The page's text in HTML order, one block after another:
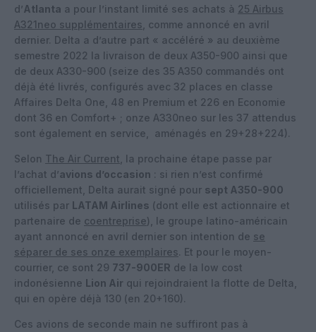
d’Atlanta a pour l’instant limité ses achats à 25 Airbus
A321neo supplémentaires , comme annoncé en avril
dernier. Delta a d’autre part « accéléré » au deuxième
semestre 2022 la livraison de deux A350-900 ainsi que
de deux A330-900 (seize des 35 A350 commandés ont
déjà été livrés, configurés avec 32 places en classe
Affaires Delta One, 48 en Premium et 226 en Economie
dont 36 en Comfort+ ; onze A330neo sur les 37 attendus
sont également en service, aménagés en 29+28+224).
Selon The Air Current , la prochaine étape passe par
l’achat d’avions d’occasion : si rien n’est confirmé
officiellement, Delta aurait signé pour sept A350-900
utilisés par LATAM Airlines (dont elle est actionnaire et
partenaire de coentreprise), le groupe latino-américain
ayant annoncé en avril dernier son intention de se
séparer de ses onze exemplaires. Et pour le moyen-
courrier, ce sont 29 737-900ER de la low cost
indonésienne Lion Air qui rejoindraient la flotte de Delta,
qui en opère déjà 130 (en 20+160).
Ces avions de seconde main ne suffiront pas à